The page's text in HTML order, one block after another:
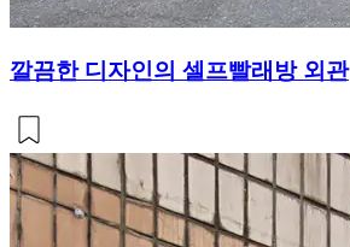
깔끔한 디자인의 셀프빨래방 외관